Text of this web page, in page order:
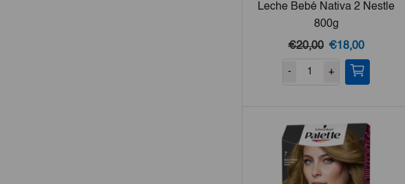
Leche Bebé Nativa 2 Nestle
800g
€20,00 El
precio
original
€18,00El
precio
- +